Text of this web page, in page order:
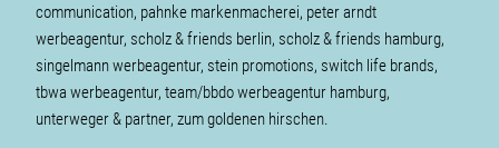
communication, pahnke markenmacherei, peter arndt
werbeagentur, scholz & friends berlin, scholz & friends hamburg,
singelmann werbeagentur, stein promotions, switch life brands,
tbwa werbeagentur, team/bbdo werbeagentur hamburg,
unterweger & partner, zum goldenen hirschen.